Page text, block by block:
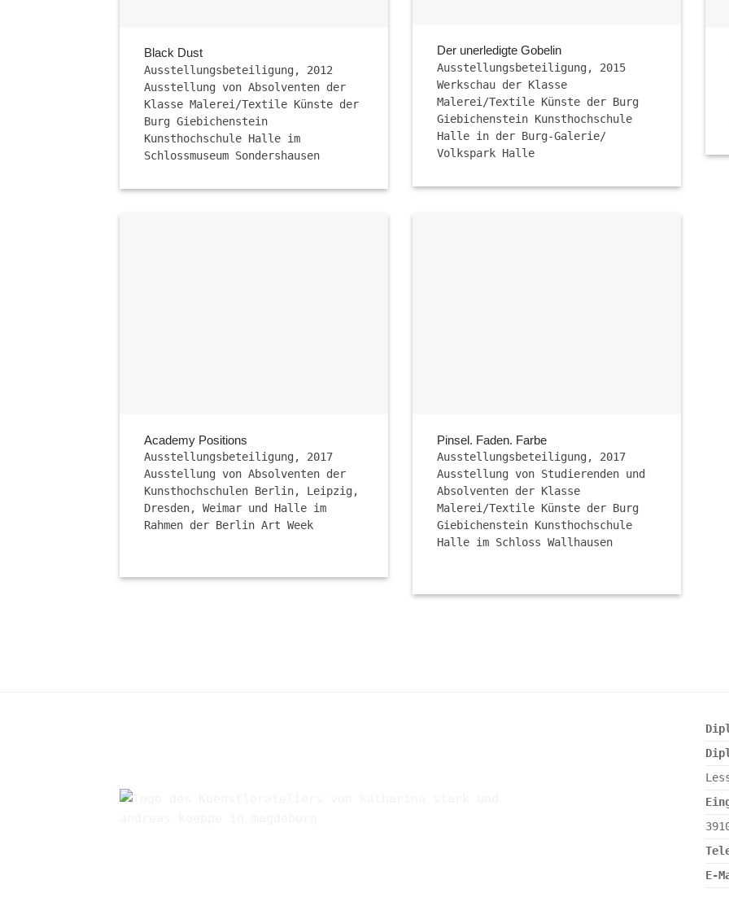
Black Dust
Ausstellungsbeteiligung, 2012
Ausstellung von Absolventen der
Klasse Malerei/Textile Künste der
Burg Giebichenstein
Kunsthochschule Halle im
Schlossmuseum Sondershausen
Der unerledigte Gobelin
Ausstellungsbeteiligung, 2015
Werkschau der Klasse
Malerei/Textile Künste der Burg
Giebichenstein Kunsthochschule
Halle in der Burg-Galerie/
Volkspark Halle
Academy Positions
Ausstellungsbeteiligung, 2017
Ausstellung von Absolventen der
Kunsthochschulen Berlin, Leipzig,
Dresden, Weimar und Halle im
Rahmen der Berlin Art Week
Pinsel. Faden. Farbe
Ausstellungsbeteiligung, 2017
Ausstellung von Studierenden und
Absolventen der Klasse
Malerei/Textile Künste der Burg
Giebichenstein Kunsthochschule
Halle im Schloss Wallhausen
E-